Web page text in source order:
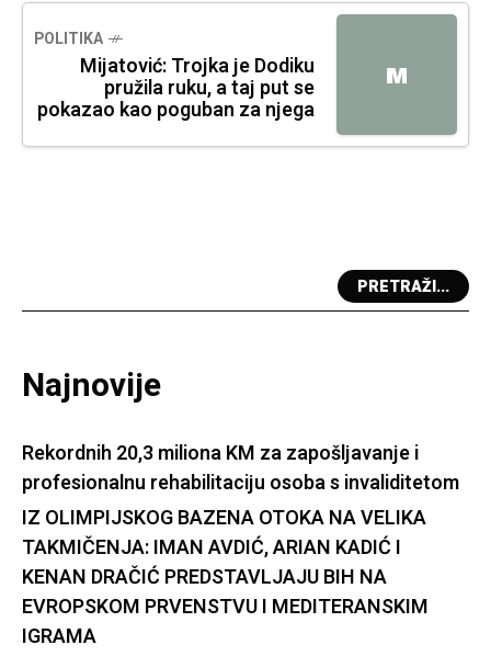
M
POLITIKA
Mijatović: Trojka je Dodiku
pružila ruku, a taj put se
pokazao kao poguban za njega
PRETRAŽI...
Najnovije
Rekordnih 20,3 miliona KM za zapošljavanje i
profesionalnu rehabilitaciju osoba s invaliditetom
IZ OLIMPIJSKOG BAZENA OTOKA NA VELIKA
TAKMIČENJA: IMAN AVDIĆ, ARIAN KADIĆ I
KENAN DRAČIĆ PREDSTAVLJAJU BIH NA
EVROPSKOM PRVENSTVU I MEDITERANSKIM
IGRAMA